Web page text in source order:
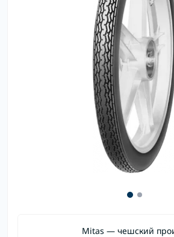
Mitas — чешский